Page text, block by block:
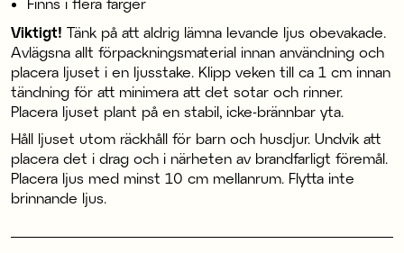
Viktigt! Tänk på att aldrig lämna levande ljus obevakade.
Avlägsna allt förpackningsmaterial innan användning och
placera ljuset i en ljusstake. Klipp veken till ca 1 cm innan
tändning för att minimera att det sotar och rinner.
Placera ljuset plant på en stabil, icke-brännbar yta.
Håll ljuset utom räckhåll för barn och husdjur. Undvik att
placera det i drag och i närheten av brandfarligt föremål.
Placera ljus med minst 10 cm mellanrum. Flytta inte
brinnande ljus.